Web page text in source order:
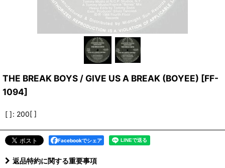
THE BREAK BOYS / GIVE US A BREAK (BOYEE) [FF-
1094]
[ ]: 200[ ]
Facebookでシェア
返品特約に関する重要事項